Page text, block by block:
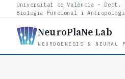
Universitat de València ·
Biologia Funcional i
NeuroPlaNe Lab
NEUROGENESIS & NEURAL